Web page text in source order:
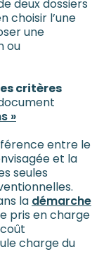
deux dossiers
choisir l’une
une
ou
critères
»
entre le
et la
seules
la démarche
pris en charge
charge du